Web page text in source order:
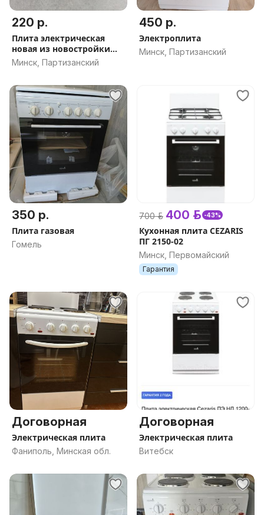
220 р.
Плита электрическая
новая из новостройки
Cezaris
Минск, Партизанский
450 р.
Электроплита
Минск, Партизанский
350 р.
Плита газовая
Гомель
700 р. 400 р. -43%
Кухонная плита CEZARIS
ПГ 2150-02
Минск, Первомайский
Гарантия
Договорная
Электрическая плита
Фаниполь, Минская обл.
Договорная
Электрическая плита
Витебск